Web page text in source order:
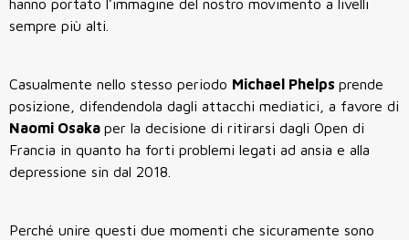
hanno portato l’immagine del nostro movimento a livelli
sempre più alti.
Casualmente nello stesso periodo Michael Phelps prende
posizione, difendendola dagli attacchi mediatici, a favore di
Naomi Osaka per la decisione di ritirarsi dagli Open di
Francia in quanto ha forti problemi legati ad ansia e alla
depressione sin dal 2018.
Perché unire questi due momenti che sicuramente sono